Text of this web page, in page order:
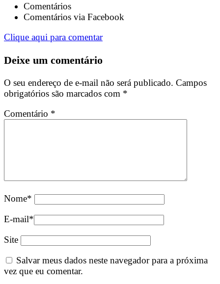
Comentários
Comentários via Facebook
Clique aqui para comentar
Deixe um comentário
O seu endereço de e-mail não será publicado. Campos
obrigatórios são marcados com *
Comentário *
Nome*
E-mail*
Site
Salvar meus dados neste navegador para a próxima
vez que eu comentar.